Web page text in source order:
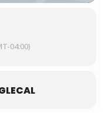
04:00)